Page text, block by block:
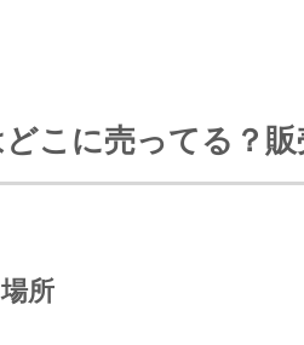
こに売ってる？
所